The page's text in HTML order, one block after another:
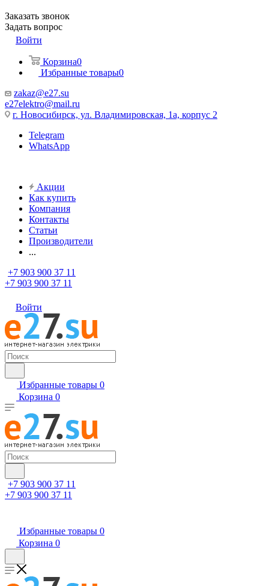
Заказать звонок
Задать вопрос
Войти
Корзина0
Избранные товары0
zakaz@e27.su
e27elektro@mail.ru
г. Новосибирск, ул. Владимировская, 1а, корпус 2
Telegram
WhatsApp
Акции
Как купить
Компания
Контакты
Статьи
Производители
...
+7 903 900 37 11
+7 903 900 37 11
Войти
Избранные товары 0
Корзина 0
+7 903 900 37 11
+7 903 900 37 11
Избранные товары 0
Корзина 0